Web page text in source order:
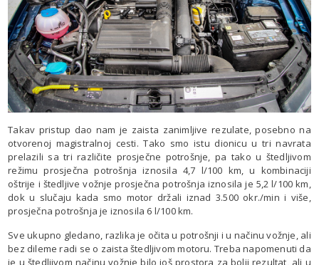
Takav pristup dao nam je zaista zanimljive rezulate, posebno na
otvorenoj magistralnoj cesti. Tako smo istu dionicu u tri navrata
prelazili sa tri različite prosječne potrošnje, pa tako u štedljivom
režimu prosječna potrošnja iznosila 4,7 l/100 km, u kombinaciji
oštrije i štedljive vožnje prosječna potrošnja iznosila je 5,2 l/100 km,
dok u slučaju kada smo motor držali iznad 3.500 okr./min i više,
prosječna potrošnja je iznosila 6 l/100 km.
Sve ukupno gledano, razlika je očita u potrošnji i u načinu vožnje, ali
bez dileme radi se o zaista štedljivom motoru. Treba napomenuti da
je u štedljivom načinu vožnje bilo još prostora za bolji rezultat, ali u